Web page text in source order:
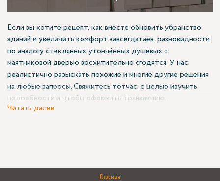
Если вы хотите рецепт, как вместе обновить убранство
зданий и увеличить комфорт завсегдатаев, разновидности
по аналогу стеклянных утончённых душевых с
маятниковой дверью восхитительно сгодятся. У нас
реалистично разыскать похожие и многие другие решения
на любые запросы. Свяжитесь тотчас, с целью изучить
подробности и чтобы оформить транзакцию.
действенных и лишь для красоты. Конкретный
Читать далее
Главная